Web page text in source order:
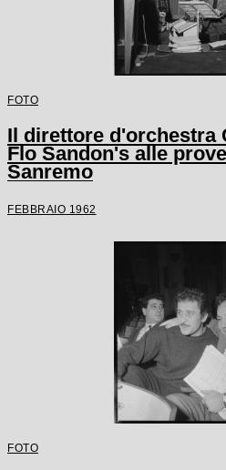
FOTO
Il direttore d'orchestra
Flo Sandon's alle
Sanremo
FEBBRAIO 1962
FOTO